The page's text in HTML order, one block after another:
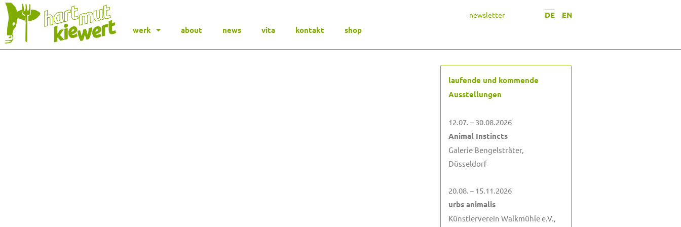
werk about news vita kontakt shop
newsletter DE EN
laufende und kommende
Ausstellungen
12.07. – 30.08.2026
Animal Instincts
Galerie Bengelsträter,
Düsseldorf
20.08. – 15.11.2026
urbs animalis
Künstlerverein Walkmühle e.V.,